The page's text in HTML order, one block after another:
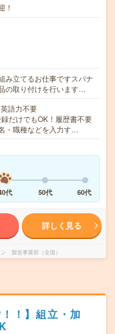
！
み立てるお仕事ですスパナ
の取り付けを行います…
語力不要
だけでもOK！履歴書不要
・職種などを入力す…
代 50代 60代
詳しく見る
製造事業部（全国）
！】組立・加